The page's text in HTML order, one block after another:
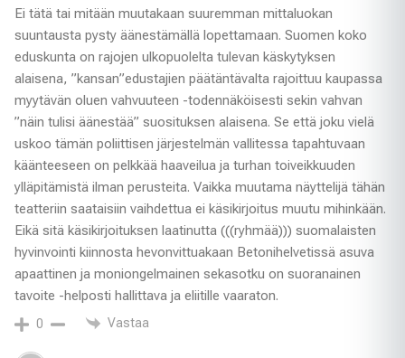
Ei tätä tai mitään muutakaan suuremman mittaluokan
suuntausta pysty äänestämällä lopettamaan. Suomen koko
eduskunta on rajojen ulkopuolelta tulevan käskytyksen
alaisena, ”kansan”edustajien päätäntävalta rajoittuu kaupassa
myytävän oluen vahvuuteen -todennäköisesti sekin vahvan
”näin tulisi äänestää” suosituksen alaisena. Se että joku vielä
uskoo tämän poliittisen järjestelmän vallitessa tapahtuvaan
käänteeseen on pelkkää haaveilua ja turhan toiveikkuuden
ylläpitämistä ilman perusteita. Vaikka muutama näyttelijä tähän
teatteriin saataisiin vaihdettua ei käsikirjoitus muutu mihinkään.
Eikä sitä käsikirjoituksen laatinutta (((ryhmää))) suomalaisten
hyvinvointi kiinnosta hevonvittuakaan Betonihelvetissä asuva
apaattinen ja moniongelmainen sekasotku on suoranainen
tavoite -helposti hallittava ja eliitille vaaraton.
0 Vastaa